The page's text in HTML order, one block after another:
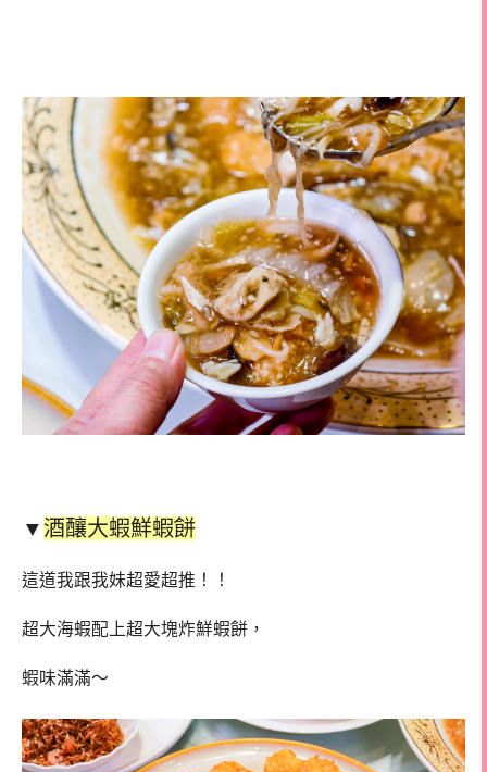
▼ 酒釀大蝦鮮蝦餅
這道我跟我妹超愛超推！！
超大海蝦配上超大塊炸鮮蝦餅，
蝦味滿滿～